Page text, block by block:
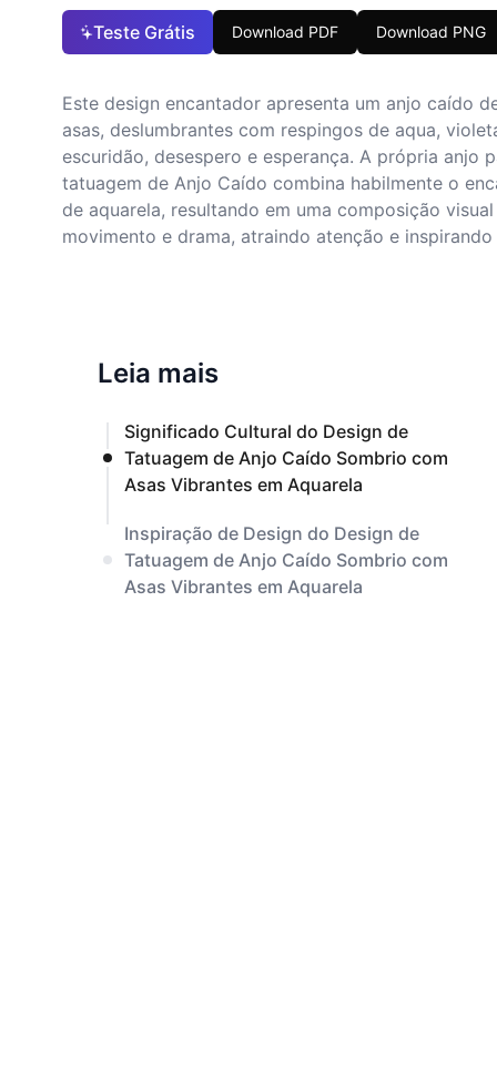
Teste Grátis Download PDF Download PNG
Este design encantador apresenta um anjo caído
asas, deslumbrantes com respingos de aqua,
escuridão, desespero e esperança. A própria anjo
tatuagem de Anjo Caído combina habilmente o
de aquarela, resultando em uma composição
movimento e drama, atraindo atenção e
Leia mais
Significado Cultural do Design de
Tatuagem de Anjo Caído Sombrio com
Asas Vibrantes em Aquarela
Inspiração de Design do Design de
Tatuagem de Anjo Caído Sombrio com
Asas Vibrantes em Aquarela